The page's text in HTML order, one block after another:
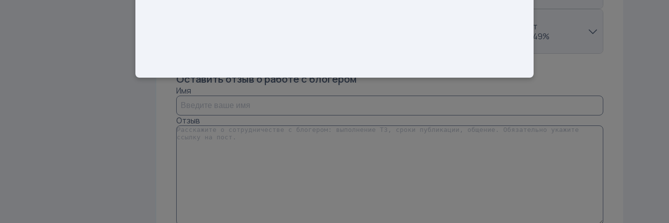
31 шт
79.49%
Оставить отзыв о работе с блогером
Имя
Отзыв